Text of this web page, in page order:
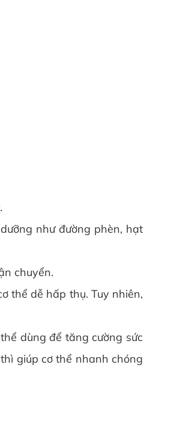
như đường phèn, hạt
chuyển.
thể dễ hấp thụ. Tuy nhiên,
dùng để tăng cường sức
giúp cơ thể nhanh chóng